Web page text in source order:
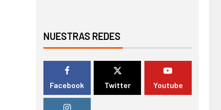
NUESTRAS REDES
Facebook Twitter Youtube